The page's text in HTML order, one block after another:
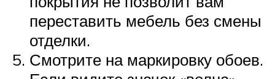
переставить мебель без смены
отделки.
Смотрите на маркировку обоев.